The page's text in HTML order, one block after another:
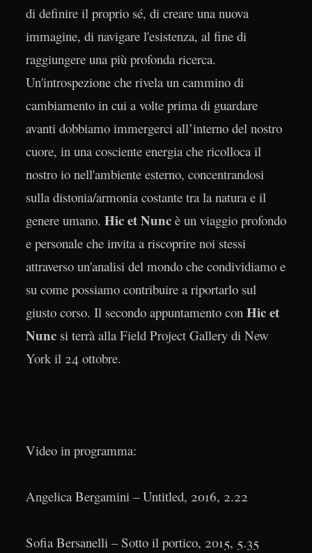
di definire il proprio sé, di creare una nuova
immagine, di navigare l'esistenza, al fine di
raggiungere una più profonda ricerca.
Un'introspezione che rivela un cammino di
cambiamento in cui a volte prima di guardare
avanti dobbiamo immergerci all’interno del nostro
cuore, in una cosciente energia che ricolloca il
nostro io nell'ambiente esterno, concentrandosi
sulla distonia/armonia costante tra la natura e il
genere umano. Hic et Nuncè un viaggio profondo
e personale che invita a riscoprire noi stessi
attraverso un'analisi del mondo che condividiamo e
su come possiamo contribuire a riportarlo sul
giusto corso. Il secondo appuntamento con Hic et
Nuncsi terrà alla Field Project Gallery di New
York il 24 ottobre.
Video in programma:
Angelica Bergamini – Untitled, 2016, 2.22
Sofia Bersanelli – Sotto il portico, 2015, 5.35